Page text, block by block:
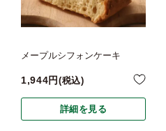
メープルシフォンケーキ
1,944 税込
詳細を見る